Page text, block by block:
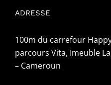
ADRESSE
100m du carrefour
parcours Vita, Imeuble
– Cameroun